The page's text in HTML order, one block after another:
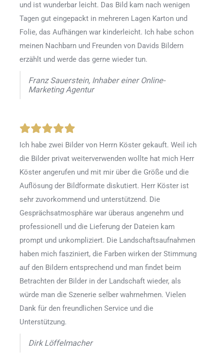
und ist wunderbar leicht. Das Bild kam nach wenigen
Tagen gut eingepackt in mehreren Lagen Karton und
Folie, das Aufhängen war kinderleicht. Ich habe schon
meinen Nachbarn und Freunden von Davids Bildern
erzählt und werde das gerne wieder tun.
Franz Sauerstein, Inhaber einer Online-
Marketing Agentur
Ich habe zwei Bilder von Herrn Köster gekauft. Weil ich
die Bilder privat weiterverwenden wollte hat mich Herr
Köster angerufen und mit mir über die Größe und die
Auflösung der Bildformate diskutiert. Herr Köster ist
sehr zuvorkommend und unterstützend. Die
Gesprächsatmosphäre war überaus angenehm und
professionell und die Lieferung der Dateien kam
prompt und unkompliziert. Die Landschaftsaufnahmen
haben mich fasziniert, die Farben wirken der Stimmung
auf den Bildern entsprechend und man findet beim
Betrachten der Bilder in der Landschaft wieder, als
würde man die Szenerie selber wahrnehmen. Vielen
Dank für den freundlichen Service und die
Unterstützung.
Dirk Löffelmacher